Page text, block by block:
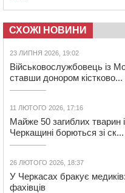
СХОЖІ НОВИНИ
23 ЛИПНЯ 2026, 19:02
Військовослужбовець із
ставши донором кістково...
11 ЛЮТОГО 2026, 17:16
Майже 50 загиблих тварин
Черкащині борються зі ск...
26 ЛЮТОГО 2026, 18:37
У Черкасах бракує
фахівців